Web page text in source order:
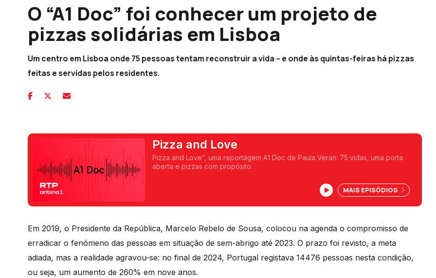
O “A1 Doc” foi conhecer um projeto de
pizzas solidárias em Lisboa
Um centro em Lisboa onde 75 pessoas tentam reconstruir a vida – e onde às quintas-feiras há pizzas
feitas e servidas pelos residentes.
Pizza and Love
Pizza and Love”, uma reportagem A1 Doc de Paula Veran: 75 vidas, uma porta
aberta e pizzas com propósito.
MAIS EPISÓDIOS
Em 2019, o Presidente da República, Marcelo Rebelo de Sousa, colocou na agenda o compromisso de
erradicar o fenómeno das pessoas em situação de sem-abrigo até 2023. O prazo foi revisto, a meta
adiada, mas a realidade agravou-se: no final de 2024, Portugal registava 14476 pessoas nesta condição,
ou seja, um aumento de 260% em nove anos.